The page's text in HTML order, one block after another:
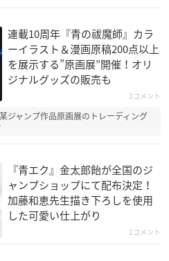
連載10周年『青の祓魔師』カラ
ーイラスト＆漫画原稿200点以上
を展示する”原画展”開催！オリ
ジナルグッズの販売も
3コメント
ジャンプ作品原画展のトレーディング
『青エク』金太郎飴が全国のジ
ャンプショップにて配布決定！
加藤和恵先生描き下ろしを使用
した可愛い仕上がり
1コメント